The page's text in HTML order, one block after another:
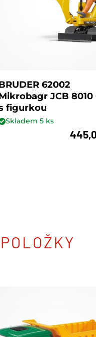
62002
JCB 8010
figurkou
Skladem5 ks